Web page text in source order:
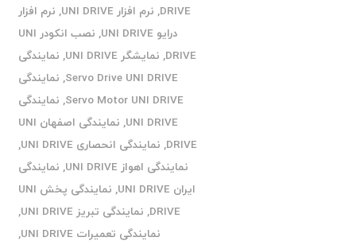
DRIVE
, نرم افزار UNI DRIVE , نرم افزار
درایو UNI DRIVE
,
نصب انکودر UNI
DRIVE
, نمایشگر UNI DRIVE , نمایندگی
Servo Drive UNI DRIVE
, نمایندگی
Servo Motor UNI DRIVE
, نمایندگی
UNI DRIVE
,
نمایندگی اصفهان UNI
DRIVE
, نمایندگی انحصاری UNI DRIVE
,
نمایندگی اهواز UNI DRIVE
, نمایندگی
ایران UNI DRIVE
,
نمایندگی پخش UNI
DRIVE
, نمایندگی تبریز UNI DRIVE
,
نمایندگی تعمیرات UNI DRIVE
,